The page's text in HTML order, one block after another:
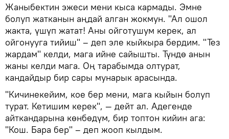
Жаныбектин эжеси мени кыса кармады. Эмне
болуп жатканын аңдай алган жокмун. "Ал ошол
жакта, үшүп жатат! Аны ойготушум керек, ал
ойгонууга тийиш" – деп эле кыйкыра бердим. "Тез
жардам" келди, мага ийне сайышты. Түндө анын
жаны келди мага. Оң тарабымда олтурат,
кандайдыр бир сары мунарык арасында.
"Кичинекейим, кое бер мени, мага кыйын болуп
турат. Кетишим керек", — дейт ал. Адегенде
айткандарына көнбөдүм, бир топтон кийин ага:
"Кош. Бара бер" – деп жооп кылдым.